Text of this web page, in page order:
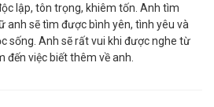
lập, tôn trọng, khiêm tốn. Anh tìm
anh sẽ tìm được bình yên, tình yêu và
sống. Anh sẽ rất vui khi được nghe từ
đến việc biết thêm về anh.